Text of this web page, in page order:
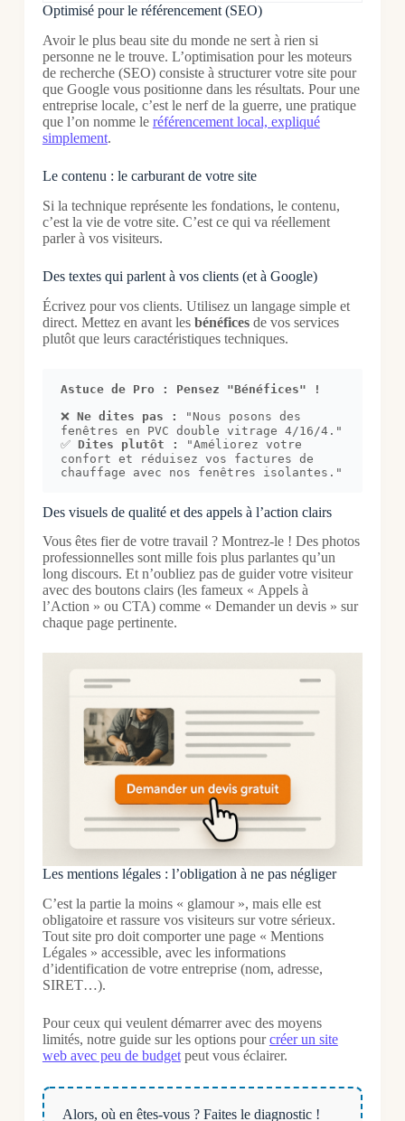
Optimisé pour le référencement (SEO)
Avoir le plus beau site du monde ne sert à rien si
personne ne le trouve. L’optimisation pour les moteurs
de recherche (SEO) consiste à structurer votre site pour
que Google vous positionne dans les résultats. Pour une
entreprise locale, c’est le nerf de la guerre, une pratique
que l’on nomme le référencement local, expliqué
simplement.
Le contenu : le carburant de votre site
Si la technique représente les fondations, le contenu,
c’est la vie de votre site. C’est ce qui va réellement
parler à vos visiteurs.
Des textes qui parlent à vos clients (et à Google)
Écrivez pour vos clients. Utilisez un langage simple et
direct. Mettez en avant les bénéficesde vos services
plutôt que leurs caractéristiques techniques.
Astuce de Pro : Pensez "Bénéfices" !
❌ Ne dites pas :
"Nous posons des
fenêtres en PVC double vitrage 4/16/4."
✅ Dites plutôt :
"Améliorez votre
confort et réduisez vos factures de
chauffage avec nos fenêtres isolantes."
Des visuels de qualité et des appels à l’action clairs
Vous êtes fier de votre travail ? Montrez-le ! Des photos
professionnelles sont mille fois plus parlantes qu’un
long discours. Et n’oubliez pas de guider votre visiteur
avec des boutons clairs (les fameux « Appels à
l’Action » ou CTA) comme « Demander un devis » sur
chaque page pertinente.
Les mentions légales : l’obligation à ne pas négliger
C’est la partie la moins « glamour », mais elle est
obligatoire et rassure vos visiteurs sur votre sérieux.
Tout site pro doit comporter une page « Mentions
Légales » accessible, avec les informations
d’identification de votre entreprise (nom, adresse,
SIRET…).
Pour ceux qui veulent démarrer avec des moyens
limités, notre guide sur les options pourcréer un site
web avec peu de budgetpeut vous éclairer.
Alors, où en êtes-vous ? Faites le diagnostic !